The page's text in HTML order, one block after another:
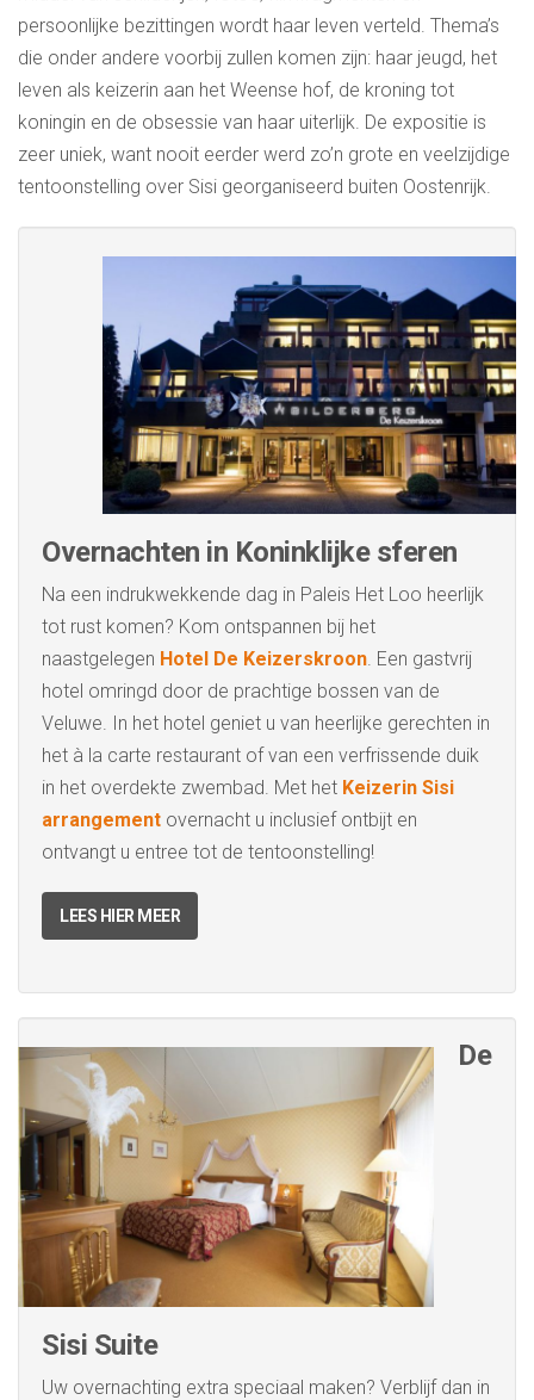
persoonlijke bezittingen wordt haar leven verteld. Thema’s
die onder andere voorbij zullen komen zijn: haar jeugd, het
leven als keizerin aan het Weense hof, de kroning tot
koningin en de obsessie van haar uiterlijk. De expositie is
zeer uniek, want nooit eerder werd zo’n grote en veelzijdige
tentoonstelling over Sisi georganiseerd buiten Oostenrijk.
Overnachten in Koninklijke sferen
Na een indrukwekkende dag in Paleis Het Loo heerlijk
tot rust komen? Kom ontspannen bij het
naastgelegen Hotel De Keizerskroon. Een gastvrij
hotel omringd door de prachtige bossen van de
Veluwe. In het hotel geniet u van heerlijke gerechten in
het à la carte restaurant of van een verfrissende duik
in het overdekte zwembad. Met het Keizerin Sisi
arrangement overnacht u inclusief ontbijt en
ontvangt u entree tot de tentoonstelling!
LEES HIER MEER
De
Sisi Suite
Uw overnachting extra speciaal maken? Verblijf dan in